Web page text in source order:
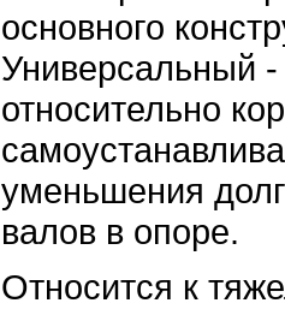
основного
Универсальный
относительно
уменьшения
валов в опоре.
Относится к